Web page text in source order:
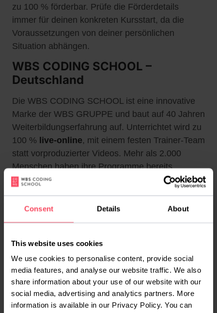
Consent Details About
This website uses cookies
We use cookies to personalise content, provide social
media features, and analyse our website traffic. We also
share information about your use of our website with our
social media, advertising and analytics partners. More
information is available in our Privacy Policy. You can
zu 100 % förderbar. Prüfe die Förderdetails
immer für deinen konkreten Kursstart, da die
Voraussetzungen von deiner persönlichen
Situation abhängen.
WBS CODING SCHOOL –
Deutschland
Die WBS CODING SCHOOL ist eine innovative
Marke der WBS GRUPPE und baut auf 40 Jahren
Weiterbildungserfahrung auf. Unterrichtet wird zu
100 % live-online, mit einem festen Trainer-Team
statt vorproduzierter Videos. Mehr als 2.000
Menschen haben ihre Programme bereits
abgeschlossen, die Bewertung liegt bei 4,84 aus
Weiterbildungen in
KI-Softwareentwicklung,
die kompakten KI-Kurse
Kompakt. Die Langformate dauern im
Vollzeitmodell zwischen 15 und 26 Wochen und
sind über den Bildungsgutschein bis zu 100 %
förderbar.